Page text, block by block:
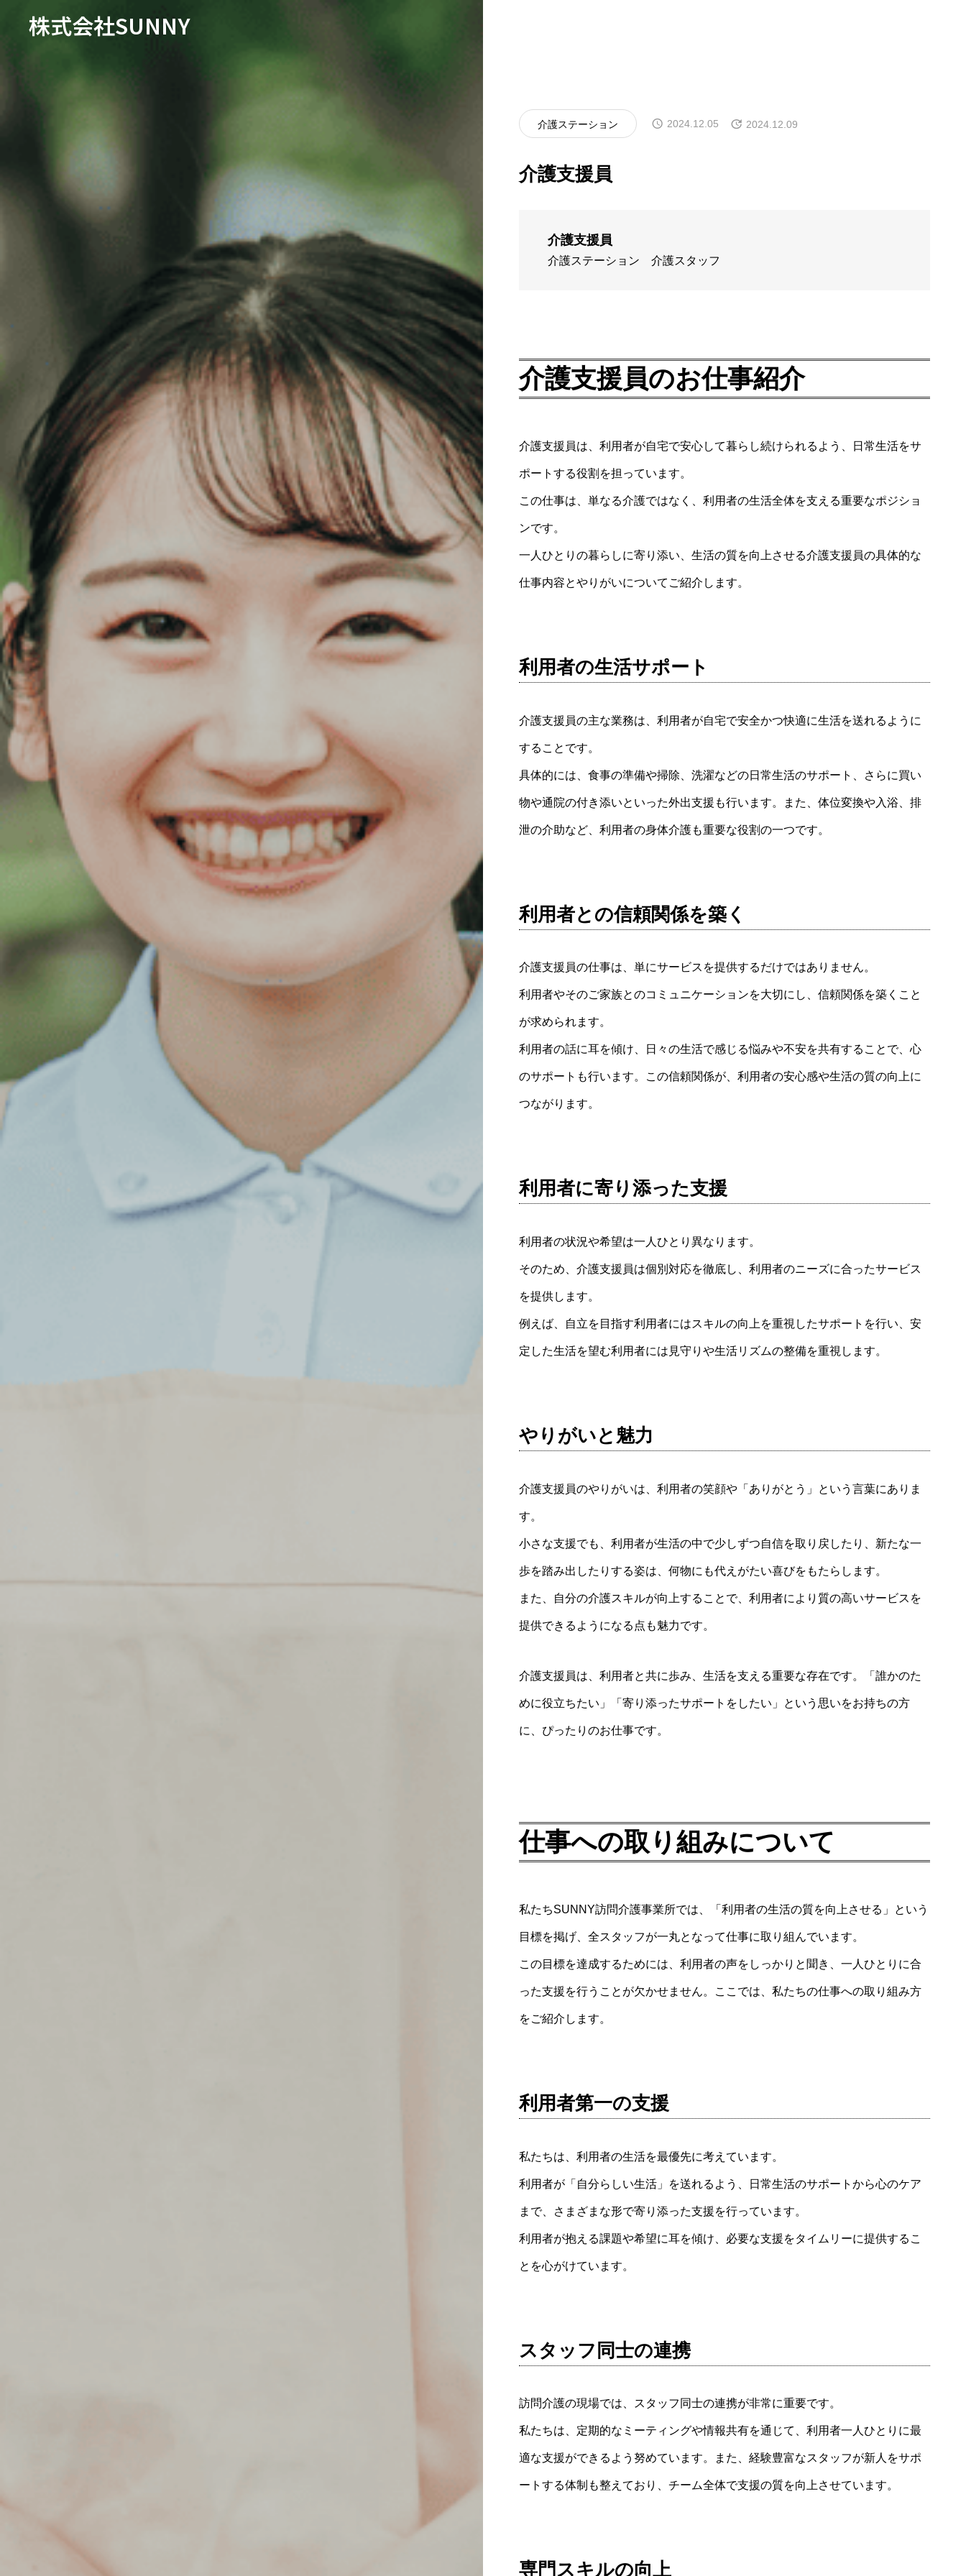
株式会社SUNNY
介護ステーション 2024.12.05 2024.12.09
介護支援員
介護支援員
介護ステーション 介護スタッフ
介護支援員のお仕事紹介
介護支援員は、利用者が自宅で安心して暮らし続けられるよう、日常生活をサ
ポートする役割を担っています。
この仕事は、単なる介護ではなく、利用者の生活全体を支える重要なポジショ
ンです。
一人ひとりの暮らしに寄り添い、生活の質を向上させる介護支援員の具体的な
仕事内容とやりがいについてご紹介します。
利用者の生活サポート
介護支援員の主な業務は、利用者が自宅で安全かつ快適に生活を送れるように
することです。
具体的には、食事の準備や掃除、洗濯などの日常生活のサポート、さらに買い
物や通院の付き添いといった外出支援も行います。また、体位変換や入浴、排
泄の介助など、利用者の身体介護も重要な役割の一つです。
利用者との信頼関係を築く
介護支援員の仕事は、単にサービスを提供するだけではありません。
利用者やそのご家族とのコミュニケーションを大切にし、信頼関係を築くこと
が求められます。
利用者の話に耳を傾け、日々の生活で感じる悩みや不安を共有することで、心
のサポートも行います。この信頼関係が、利用者の安心感や生活の質の向上に
つながります。
利用者に寄り添った支援
利用者の状況や希望は一人ひとり異なります。
そのため、介護支援員は個別対応を徹底し、利用者のニーズに合ったサービス
を提供します。
例えば、自立を目指す利用者にはスキルの向上を重視したサポートを行い、安
定した生活を望む利用者には見守りや生活リズムの整備を重視します。
やりがいと魅力
介護支援員のやりがいは、利用者の笑顔や「ありがとう」という言葉にありま
す。
小さな支援でも、利用者が生活の中で少しずつ自信を取り戻したり、新たな一
歩を踏み出したりする姿は、何物にも代えがたい喜びをもたらします。
また、自分の介護スキルが向上することで、利用者により質の高いサービスを
提供できるようになる点も魅力です。
介護支援員は、利用者と共に歩み、生活を支える重要な存在です。「誰かのた
めに役立ちたい」「寄り添ったサポートをしたい」という思いをお持ちの方
に、ぴったりのお仕事です。
仕事への取り組みについて
私たちSUNNY訪問介護事業所では、「利用者の生活の質を向上させる」という
目標を掲げ、全スタッフが一丸となって仕事に取り組んでいます。
この目標を達成するためには、利用者の声をしっかりと聞き、一人ひとりに合
った支援を行うことが欠かせません。ここでは、私たちの仕事への取り組み方
をご紹介します。
利用者第一の支援
私たちは、利用者の生活を最優先に考えています。
利用者が「自分らしい生活」を送れるよう、日常生活のサポートから心のケア
まで、さまざまな形で寄り添った支援を行っています。
利用者が抱える課題や希望に耳を傾け、必要な支援をタイムリーに提供するこ
とを心がけています。
スタッフ同士の連携
訪問介護の現場では、スタッフ同士の連携が非常に重要です。
私たちは、定期的なミーティングや情報共有を通じて、利用者一人ひとりに最
適な支援ができるよう努めています。また、経験豊富なスタッフが新人をサポ
ートする体制も整えており、チーム全体で支援の質を向上させています。
専門スキルの向上